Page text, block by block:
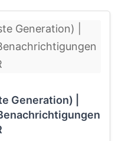
Generation) |